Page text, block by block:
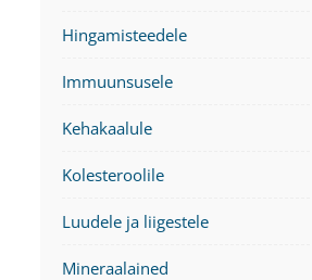
Hingamisteedele
Immuunsusele
Kehakaalule
Kolesteroolile
Luudele ja liigestele
Mineraalained